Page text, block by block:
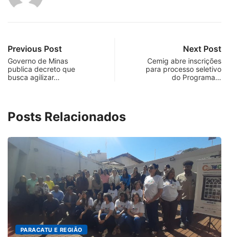
Previous Post
Governo de Minas
publica decreto que
busca agilizar…
Next Post
Cemig abre inscrições
para processo seletivo
do Programa…
Posts Relacionados
E REGIÃO